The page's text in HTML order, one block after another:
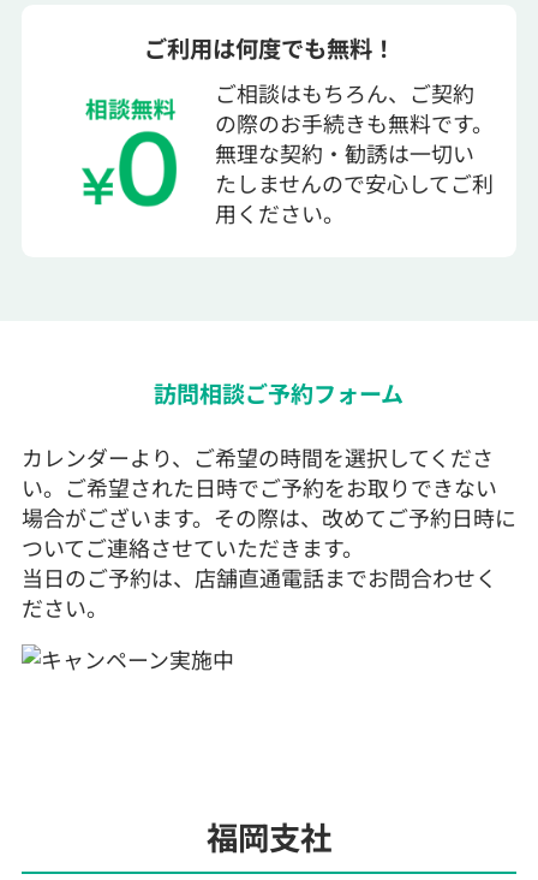
ご相談はもちろん、ご契約
の際のお手続きも無料です。
無理な契約・勧誘は一切い
たしませんので安心してご利
用ください。
ご利用は何度でも無料！
福岡支社
訪問相談ご予約フォーム
カレンダーより、ご希望の時間を選択してくださ
い。ご希望された日時でご予約をお取りできない
場合がございます。その際は、改めてご予約日時に
ついてご連絡させていただきます。
当日のご予約は、店舗直通電話までお問合わせく
ださい。